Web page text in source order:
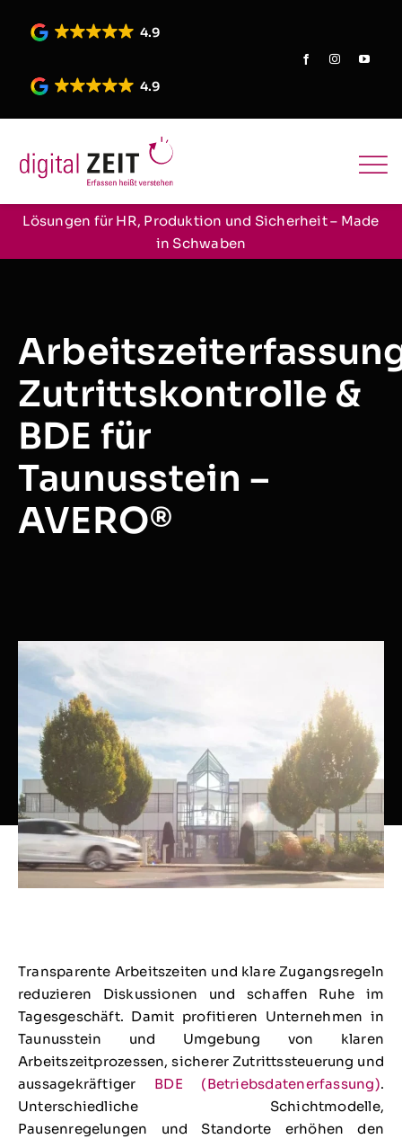
4.9
4.9
Lösungen für HR, Produktion und Sicherheit – Made
in Schwaben
Zutrittskontrolle &
BDE für
Taunusstein –
AVERO®
Transparente Arbeitszeiten und klare Zugangsregeln
reduzieren Diskussionen und schaffen Ruhe im
Tagesgeschäft. Damit profitieren Unternehmen in
Taunusstein und Umgebung von klaren
Arbeitszeitprozessen, sicherer Zutrittssteuerung und
aussagekräftiger BDE (Betriebsdatenerfassung).
Unterschiedliche Schichtmodelle,
Pausenregelungen und Standorte erhöhen den